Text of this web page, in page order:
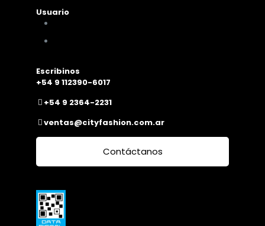
Usuario
Escribinos
+54 9 112390-6017
+54 9 2364-2231
ventas@cityfashion.com.ar
Contáctanos